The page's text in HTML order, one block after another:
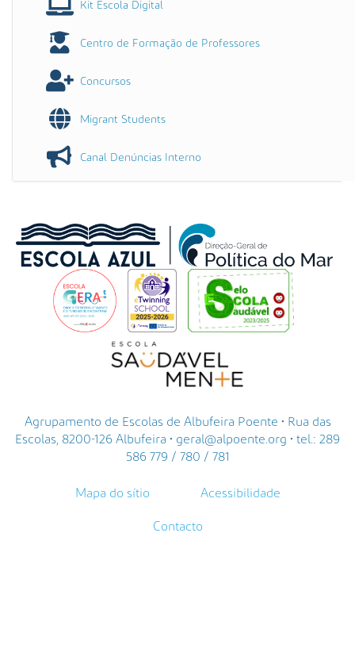
Kit Escola Digital
Centro de Formação de Professores
Concursos
Migrant Students
Canal Denúncias Interno
Agrupamento de Escolas de Albufeira Poente • Rua das
Escolas, 8200-126 Albufeira • geral@alpoente.org • tel.: 289
586 779 / 780 / 781
Mapa do sítio Acessibilidade
Contacto